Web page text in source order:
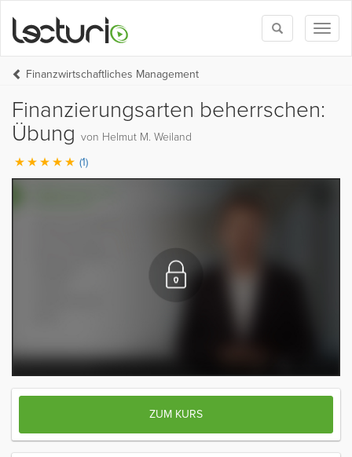
Toggle
search
Finanzwirtschaftliches Management
Finanzierungsarten beherrschen:
Übung von Helmut M. Weiland
(1)
ZUM KURS